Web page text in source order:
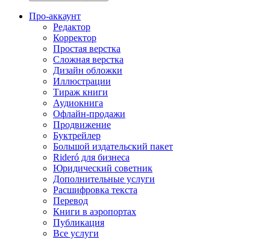
Про-аккаунт
Редактор
Корректор
Простая верстка
Сложная верстка
Дизайн обложки
Иллюстрации
Тираж книги
Аудиокнига
Офлайн-продажи
Продвижение
Буктрейлер
Большой издательский пакет
Rideró для бизнеса
Юридический советник
Дополнительные услуги
Расшифровка текста
Перевод
Книги в аэропортах
Публикация
Все услуги